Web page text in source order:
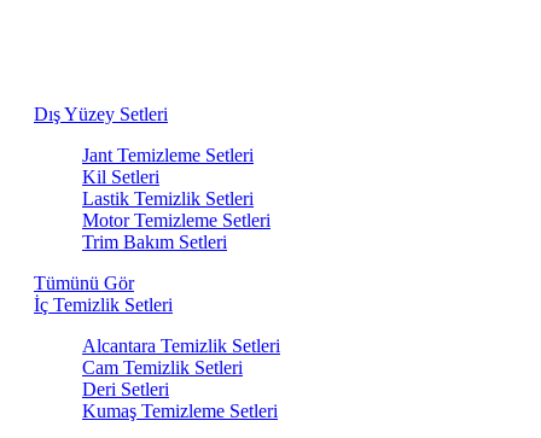
Dış Yüzey Setleri
Jant Temizleme Setleri
Kil Setleri
Lastik Temizlik Setleri
Motor Temizleme Setleri
Trim Bakım Setleri
Tümünü Gör
İç Temizlik Setleri
Alcantara Temizlik Setleri
Cam Temizlik Setleri
Deri Setleri
Kumaş Temizleme Setleri